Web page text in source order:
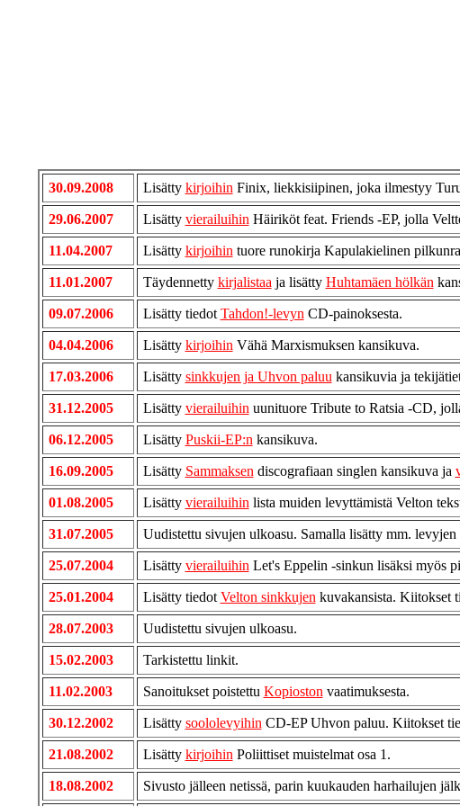
30.09.2008 Lisätty kirjoihin Finix, liekkisiipinen, joka ilmestyy
29.06.2007 Lisätty vierailuihin Häiriköt feat. Friends -EP, jolla
11.04.2007 Lisätty kirjoihin tuore runokirja Kapulakielinen
11.01.2007 Täydennetty kirjalistaa ja lisätty Huhtamäen hölkän
09.07.2006 Lisätty tiedot Tahdon!-levyn CD-painoksesta.
04.04.2006 Lisätty kirjoihin Vähä Marxismuksen kansikuva.
17.03.2006 Lisätty sinkkujen ja Uhvon paluu kansikuvia ja
31.12.2005 Lisätty vierailuihin uunituore Tribute to Ratsia -CD,
06.12.2005 Lisätty Puskii-EP:n kansikuva.
16.09.2005 Lisätty Sammaksen discografiaan singlen kansikuva ja
01.08.2005 Lisätty vierailuihin lista muiden levyttämistä Velton
31.07.2005 Uudistettu sivujen ulkoasu. Samalla lisätty mm. levyjen
25.07.2004 Lisätty vierailuihin Let's Eppelin -sinkun lisäksi myös
25.01.2004 Lisätty tiedot Velton sinkkujen kuvakansista. Kiitokset
28.07.2003 Uudistettu sivujen ulkoasu.
15.02.2003 Tarkistettu linkit.
11.02.2003 Sanoitukset poistettu Kopioston vaatimuksesta.
30.12.2002 Lisätty soololevyihin CD-EP Uhvon paluu. Kiitokset
21.08.2002 Lisätty kirjoihin Poliittiset muistelmat osa 1.
18.08.2002 Sivusto jälleen netissä, parin kuukauden harhailujen